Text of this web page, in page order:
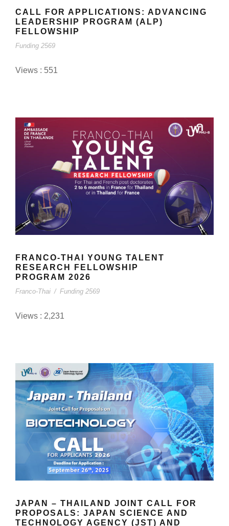
CALL FOR APPLICATIONS: ADVANCING
LEADERSHIP PROGRAM (ALP)
FELLOWSHIP
Funding 2569
Views : 551
FRANCO-THAI YOUNG TALENT
RESEARCH FELLOWSHIP
PROGRAM 2026
Franco-Thai / Funding 2569
Views : 2,231
JAPAN – THAILAND JOINT CALL FOR
PROPOSALS: JAPAN SCIENCE AND
TECHNOLOGY AGENCY (JST) AND